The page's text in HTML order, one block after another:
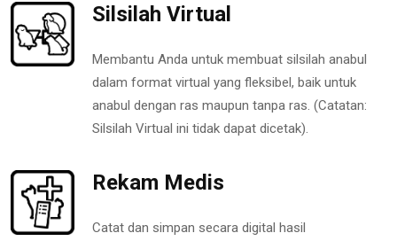
Silsilah Virtual
Membantu Anda untuk membuat silsilah anabul
dalam format virtual yang fleksibel, baik untuk
anabul dengan ras maupun tanpa ras. (Catatan:
Silsilah Virtual ini tidak dapat dicetak).
Rekam Medis
Catat dan simpan secara digital hasil